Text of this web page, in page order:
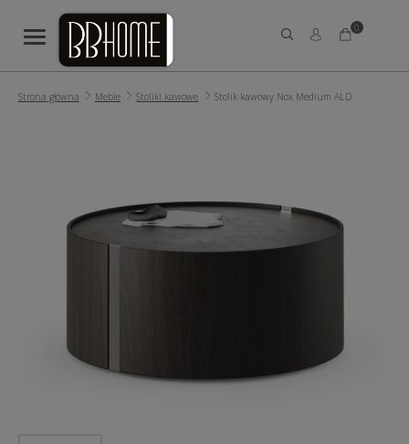
0
Strona główna Meble Stoliki kawowe Stolik kawowy Nox Medium ALD